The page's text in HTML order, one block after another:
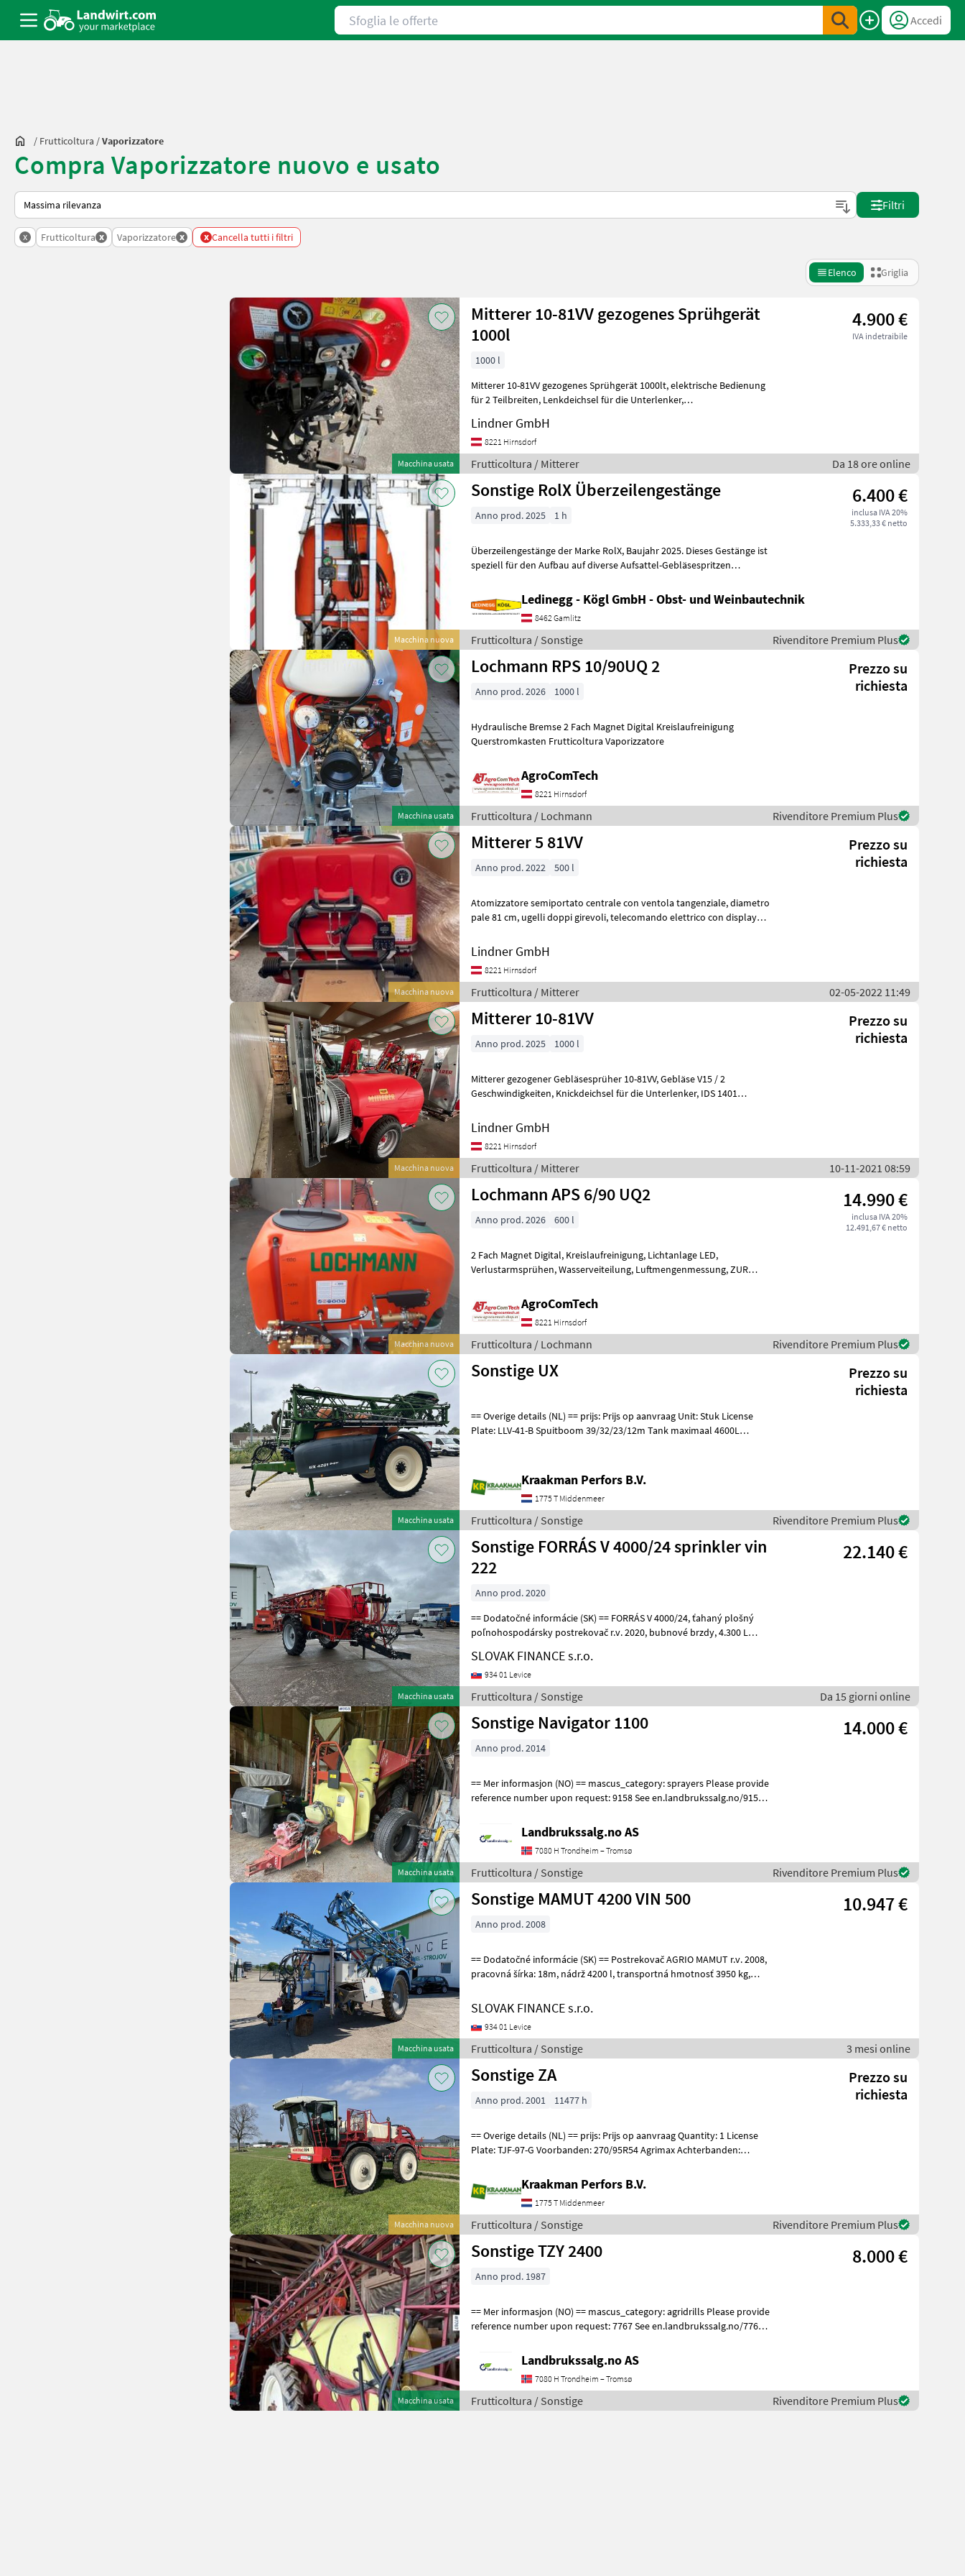
Sfoglia le offerte
Accedi
/ Frutticoltura /Vaporizzatore
Compra Vaporizzatore nuovo e usato
Ecco come viene ordinato su Landwirt.com
Filtri
x Frutticoltura x Vaporizzatore x x Cancella tutti i filtri
Elenco Griglia
Macchina usata
Mitterer 10-81VV gezogenes Sprühgerät
1000l
4.900 €
IVA indetraibile
1000 l
Mitterer 10-81VV gezogenes Sprühgerät 1000lt, elektrische Bedienung
für 2 Teilbreiten, Lenkdeichsel für die Unterlenker,
Lindner GmbH
8221 Hirnsdorf
Frutticoltura / Mitterer Da 18 ore online
Macchina nuova
Sonstige RolX Überzeilengestänge 6.400 €
inclusa IVA 20%
5.333,33 € netto
Anno prod. 2025 1 h
Überzeilengestänge der Marke RolX, Baujahr 2025. Dieses Gestänge ist
speziell für den Aufbau auf diverse Aufsattel-Gebläsespritzen
Ledinegg - Kögl GmbH - Obst- und Weinbautechnik
8462 Gamlitz
Frutticoltura / Sonstige Rivenditore Premium Plus
Macchina usata
Lochmann RPS 10/90UQ 2
Prezzo su
richiesta
Anno prod. 2026 1000 l
Hydraulische Bremse 2 Fach Magnet Digital Kreislaufreinigung
Querstromkasten Frutticoltura Vaporizzatore
AgroComTech
8221 Hirnsdorf
Frutticoltura / Lochmann Rivenditore Premium Plus
Macchina nuova
Mitterer 5 81VV
Prezzo su
richiesta
Anno prod. 2022 500 l
Atomizzatore semiportato centrale con ventola tangenziale, diametro
pale 81 cm, ugelli doppi girevoli, telecomando elettrico con display
Lindner GmbH
8221 Hirnsdorf
Frutticoltura / Mitterer 02-05-2022 11:49
Macchina nuova
Mitterer 10-81VV
Prezzo su
richiesta
Anno prod. 2025 1000 l
Mitterer gezogener Gebläsesprüher 10-81VV, Gebläse V15 / 2
Geschwindigkeiten, Knickdeichsel für die Unterlenker, IDS 1401
Lindner GmbH
8221 Hirnsdorf
Frutticoltura / Mitterer 10-11-2021 08:59
Macchina nuova
Lochmann APS 6/90 UQ2 14.990 €
inclusa IVA 20%
12.491,67 € netto
Anno prod. 2026 600 l
2 Fach Magnet Digital, Kreislaufreinigung, Lichtanlage LED,
Verlustarmsprühen, Wasserveiteilung, Luftmengenmessung, ZUR
AgroComTech
8221 Hirnsdorf
Frutticoltura / Lochmann Rivenditore Premium Plus
Macchina usata
Sonstige UX
Prezzo su
richiesta
== Overige details (NL) == prijs: Prijs op aanvraag Unit: Stuk License
Plate: LLV-41-B Spuitboom 39/32/23/12m Tank maximaal 4600L
Kraakman Perfors B.V.
1775 T Middenmeer
Frutticoltura / Sonstige Rivenditore Premium Plus
Macchina usata
Sonstige FORRÁS V 4000/24 sprinkler vin
222
22.140 €
Anno prod. 2020
== Dodatočné informácie (SK) == FORRÁS V 4000/24, ťahaný plošný
poľnohospodársky postrekovač r.v. 2020, bubnové brzdy, 4.300 L
SLOVAK FINANCE s.r.o.
934 01 Levice
Frutticoltura / Sonstige Da 15 giorni online
Macchina usata
Sonstige Navigator 1100 14.000 €
Anno prod. 2014
== Mer informasjon (NO) == mascus_category: sprayers Please provide
reference number upon request: 9158 See en.landbrukssalg.no/9158
Landbrukssalg.no AS
7080 H Trondheim – Tromsø
Frutticoltura / Sonstige Rivenditore Premium Plus
Macchina usata
Sonstige MAMUT 4200 VIN 500 10.947 €
Anno prod. 2008
== Dodatočné informácie (SK) == Postrekovač AGRIO MAMUT r.v. 2008,
pracovná šírka: 18m, nádrž 4200 l, transportná hmotnosť 3950 kg,
SLOVAK FINANCE s.r.o.
934 01 Levice
Frutticoltura / Sonstige 3 mesi online
Macchina nuova
Sonstige ZA
Prezzo su
richiesta
Anno prod. 2001 11477 h
== Overige details (NL) == prijs: Prijs op aanvraag Quantity: 1 License
Plate: TJF-97-G Voorbanden: 270/95R54 Agrimax Achterbanden:
Kraakman Perfors B.V.
1775 T Middenmeer
Frutticoltura / Sonstige Rivenditore Premium Plus
Macchina usata
Sonstige TZY 2400 8.000 €
Anno prod. 1987
== Mer informasjon (NO) == mascus_category: agridrills Please provide
reference number upon request: 7767 See en.landbrukssalg.no/7767
Landbrukssalg.no AS
7080 H Trondheim – Tromsø
Frutticoltura / Sonstige Rivenditore Premium Plus